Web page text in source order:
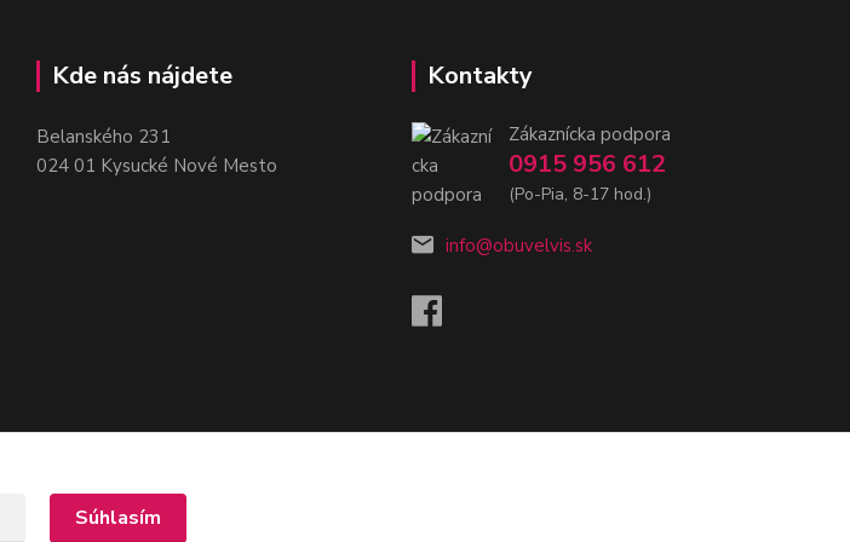
Kde nás nájdete
Belanského 231
024 01 Kysucké Nové Mesto
Kontakty
Zákaznícka podpora
0915 956 612
(Po-Pia, 8-17 hod.)
info@obuvelvis.sk
Súhlasím